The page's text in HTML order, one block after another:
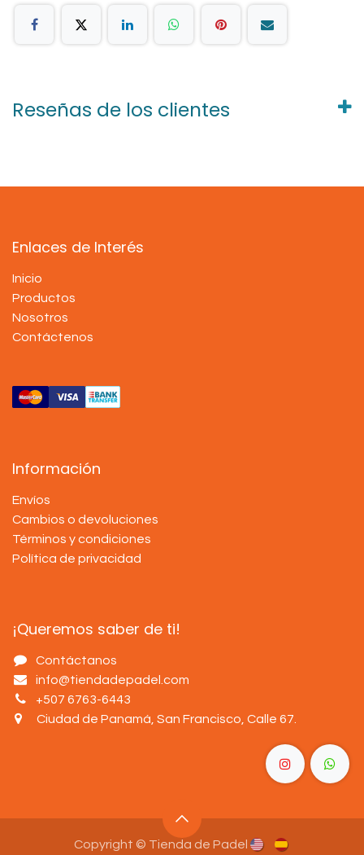
Reseñas de los clientes
Enlaces de Interés
Inicio
Productos
Nosotros
Contáctenos
Información
Envíos
Cambios o devoluciones
Términos y condiciones
Política de privacidad
¡Queremos saber de ti!
Contáctanos
info@tiendadepadel.com
+507 6763-6443
Ciudad de Panamá, San Francisco, Calle 67
Copyright © Tienda de Padel